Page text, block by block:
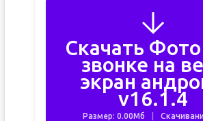
Скачать
звонке на
экран
v16.1.4
Размер: 0.00Мб